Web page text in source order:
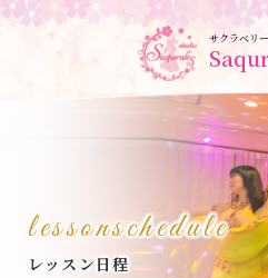
サクラベリ
lessonschedule
レッスン日程